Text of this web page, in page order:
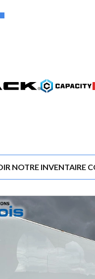
NOTRE INVENTAIRE